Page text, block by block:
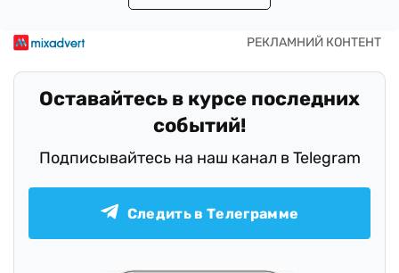
Оставайтесь в курсе последних
событий!
Подписывайтесь на наш канал в Telegram
Следить в Телеграмме